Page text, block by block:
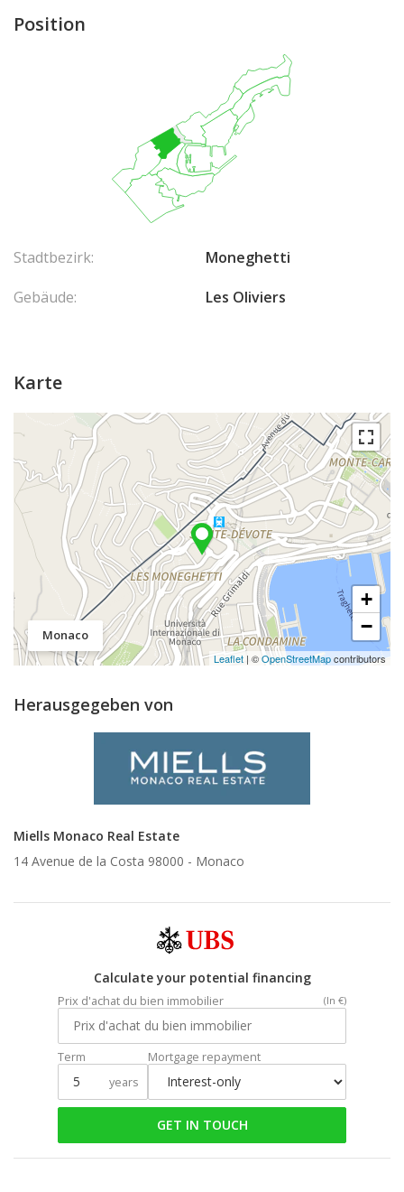
Position
Stadtbezirk:
Moneghetti
Gebäude:
Les Oliviers
Karte
Monaco
+
−
Leaflet | ©OpenStreetMapcontributors
Herausgegeben von
Miells Monaco Real Estate
14 Avenue de la Costa 98000 - Monaco
Calculate your potential financing
Prix d'achat du bien immobilier (In €)
Term
years
Mortgage repayment
GET IN TOUCH